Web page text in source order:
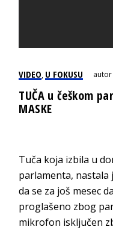
VIDEO, U FOKUSU
TUČA u češkom
MASKE
Tuča koja izbila u
parlamenta, nastala
da se za još mesec
proglašeno zbog
mikrofon isključen